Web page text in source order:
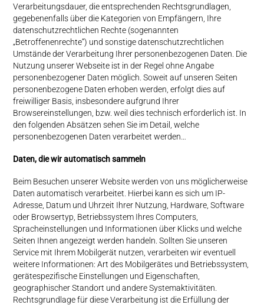
Verarbeitungsdauer, die entsprechenden Rechtsgrundlagen,
gegebenenfalls über die Kategorien von Empfängern, Ihre
datenschutzrechtlichen Rechte (sogenannten
„Betroffenenrechte“) und sonstige datenschutzrechtlichen
Umstände der Verarbeitung Ihrer personenbezogenen Daten. Die
Nutzung unserer Webseite ist in der Regel ohne Angabe
personenbezogener Daten möglich. Soweit auf unseren Seiten
personenbezogene Daten erhoben werden, erfolgt dies auf
freiwilliger Basis, insbesondere aufgrund Ihrer
Browsereinstellungen, bzw. weil dies technisch erforderlich ist. In
den folgenden Absätzen sehen Sie im Detail, welche
personenbezogenen Daten verarbeitet werden…
Daten, die wir automatisch sammeln
Beim Besuchen unserer Website werden von uns möglicherweise
Daten automatisch verarbeitet. Hierbei kann es sich um IP-
Adresse, Datum und Uhrzeit Ihrer Nutzung, Hardware, Software
oder Browsertyp, Betriebssystem Ihres Computers,
Spracheinstellungen und Informationen über Klicks und welche
Seiten Ihnen angezeigt werden handeln. Sollten Sie unseren
Service mit Ihrem Mobilgerät nutzen, verarbeiten wir eventuell
weitere Informationen: Art des Mobilgerätes und Betriebssystem,
gerätespezifische Einstellungen und Eigenschaften,
geographischer Standort und andere Systemaktivitäten.
Rechtsgrundlage für diese Verarbeitung ist die Erfüllung der